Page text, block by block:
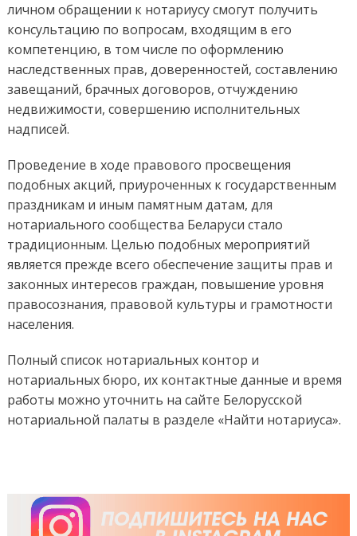
личном обращении к нотариусу смогут получить
консультацию по вопросам, входящим в его
компетенцию, в том числе по оформлению
наследственных прав, доверенностей, составлению
завещаний, брачных договоров, отчуждению
недвижимости, совершению исполнительных
надписей.
Проведение в ходе правового просвещения
подобных акций, приуроченных к государственным
праздникам и иным памятным датам, для
нотариального сообщества Беларуси стало
традиционным. Целью подобных мероприятий
является прежде всего обеспечение защиты прав и
законных интересов граждан, повышение уровня
правосознания, правовой культуры и грамотности
населения.
Полный список нотариальных контор и
нотариальных бюро, их контактные данные и время
работы можно уточнить на сайте Белорусской
нотариальной палаты в разделе «Найти нотариуса».